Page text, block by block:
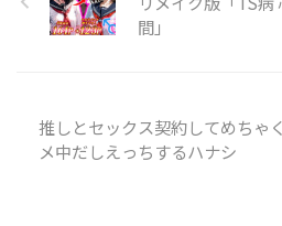
間」
推しとセックス契約してめちゃ
メ中だしえっちするハナシ